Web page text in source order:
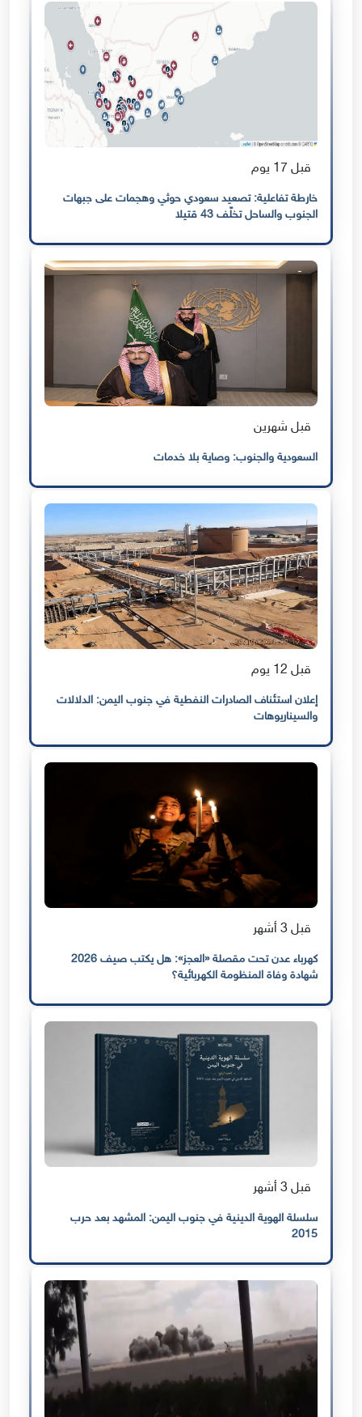
قبل 17 يوم
خارطة تفاعلية: تصعيد سعودي حوثي وهجمات على جبهات
الجنوب والساحل تخلّف 43 قتيلا
قبل شهرين
السعودية والجنوب: وصاية بلا خدمات
قبل 12 يوم
إعلان استئناف الصادرات النفطية في جنوب اليمن: الدلالات
والسيناريوهات
قبل 3 أشهر
كهرباء عدن تحت مقصلة «العجز»: هل يكتب صيف 2026
شهادة وفاة المنظومة الكهربائية؟
قبل 3 أشهر
سلسلة الهوية الدينية في جنوب اليمن: المشهد بعد حرب
2015